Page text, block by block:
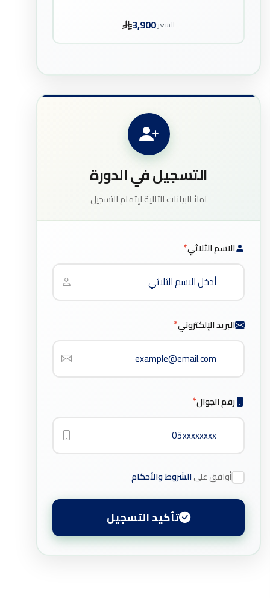
السعر:3,900
التسجيل في الدورة
املأ البيانات التالية لإتمام التسجيل
الاسم الثلاثي*
البريد الإلكتروني*
رقم الجوال*
أوافق علىالشروط والأحكام
تأكيد التسجيل